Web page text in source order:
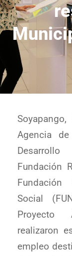
Agencia
Fundación
Social
Proyecto
realizaron
empleo